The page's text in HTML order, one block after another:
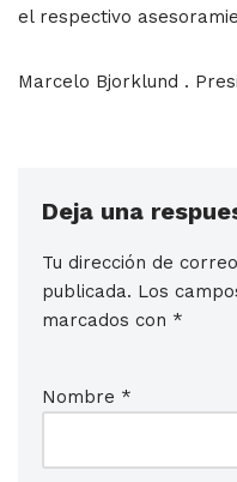
el respectivo
Marcelo Bjorklund .
Deja una
Tu dirección de
publicada. Los
marcados con *
Nombre *